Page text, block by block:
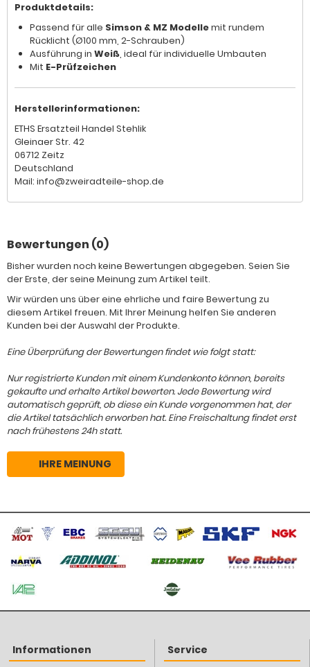
Produktdetails:
Passend für alle Simson & MZ Modellemit rundem
Rücklicht (Ø100 mm, 2-Schrauben)
Ausführung in Weiß, ideal für individuelle Umbauten
Mit E-Prüfzeichen
Herstellerinformationen:
ETHS Ersatzteil Handel Stehlik
Gleinaer Str. 42
06712 Zeitz
Deutschland
Mail: info@zweiradteile-shop.de
Bewertungen (0)
Bisher wurden noch keine Bewertungen abgegeben. Seien Sie
der Erste, der seine Meinung zum Artikel teilt.
Wir würden uns über eine ehrliche und faire Bewertung zu
diesem Artikel freuen. Mit Ihrer Meinung helfen Sie anderen
Kunden bei der Auswahl der Produkte.
Eine Überprüfung der Bewertungen findet wie folgt statt:
Nur registrierte Kunden mit einem Kundenkonto können, bereits
gekaufte und erhalte Artikel bewerten. Jede Bewertung wird
automatisch geprüft, ob diese ein Kunde vorgenommen hat, der
die Artikel tatsächlich erworben hat. Eine Freischaltung findet erst
nach frühestens 24h statt.
IHRE MEINUNG
Informationen Service